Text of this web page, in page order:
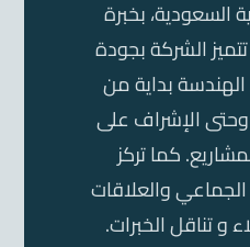
السعودية، بخبرة
و تتميز الشركة بجودة
بداية من
الإشراف على
كما تركز
والعلاقات
و تناقل الخبرات.